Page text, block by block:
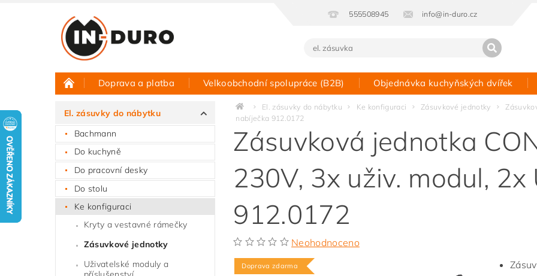
555508945 info@in-duro.cz
Doprava a platba Velkoobchodní spolupráce (B2B) Objednávka kuchyňských dvířek
Půjčovna vzorků Hodnocení obchodu Kontakt
El. zásuvky do nábytku
Bachmann
Do kuchyně
Do pracovní desky
Do stolu
Ke konfiguraci
Kryty a vestavné rámečky
Zásuvkové jednotky
Uživatelské moduly a
El. zásuvky do nábytku Ke konfiguraci Zásuvkové jednotky
nabíječka 912.0172
Zásuvková jednotka
230V, 3x uživ. modul,
912.0172
Neohodnoceno
Doprava zdarma